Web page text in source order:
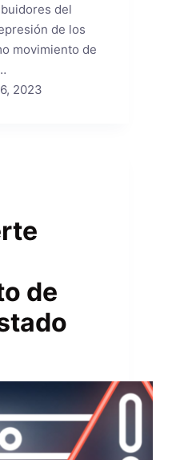
del
de los
movimiento de
2023
de